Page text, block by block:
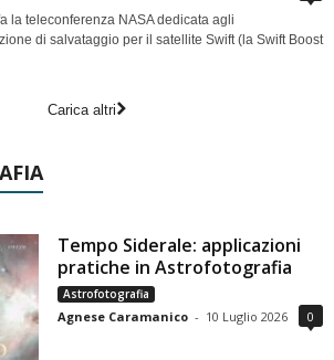
la teleconferenza NASA dedicata agli
di salvataggio per il satellite Swift (la Swift Boost
Carica altri
Tempo Siderale: applicazioni
pratiche in Astrofotografia
Astrofotografia
Agnese Caramanico - 10 Luglio 2026 0